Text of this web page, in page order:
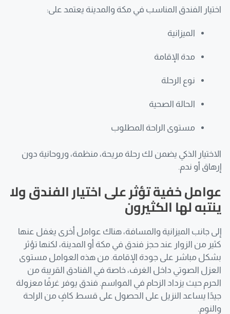
اختيار الفندق المناسب في مكة والمدينة يعتمد على:
الميزانية
مدة الإقامة
نوع الرحلة
الحالة الصحية
مستوى الراحة المطلوب
الاختيار الذكي يضمن لك رحلة مريحة، منظمة، وروحانية دون
إرهاق أو ندم.
عوامل خفية تؤثر على اختيار الفندق ولا
ينتبه لها الكثيرون
إلى جانب الميزانية والمسافة، هناك عوامل أخرى يغفل عنها
كثير من الزوار عند حجز فندق في مكة أو المدينة، لكنها تؤثر
بشكل مباشر على جودة الإقامة. من هذه العوامل مستوى
العزل الصوتي داخل الغرف، خاصة في الفنادق القريبة من
الحرم حيث يزداد الزحام في المواسم. فندق يوفر غرفًا معزولة
جيدًا يساعد النزيل على الحصول على قسط كافٍ من الراحة
والنوم.